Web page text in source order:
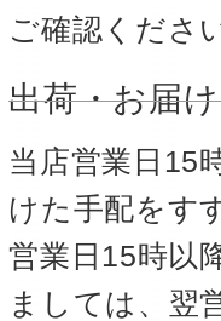
ご確認くださ
出荷・お届
当店営業日15
けた手配をす
営業日15時以
ましては、翌